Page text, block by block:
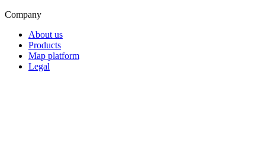
Company
About us
Products
Map platform
Legal